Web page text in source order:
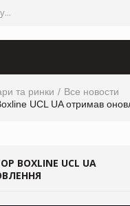
та ринки
Все новости
UCL UA отримав
BOXLINE UCL UA